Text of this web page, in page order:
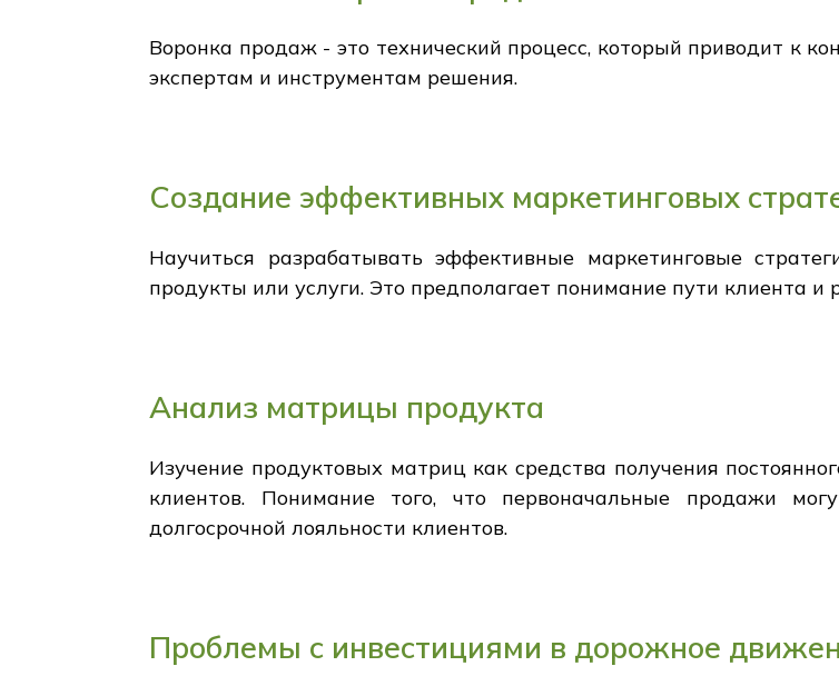
Воронка продаж - это технический процесс, который приводит к
экспертам и инструментам решения.
Создание эффективных маркетинговых
Научиться разрабатывать эффективные маркетинговые
продукты или услуги. Это предполагает понимание пути клиента
Анализ матрицы продукта
Изучение продуктовых матриц как средства получения
клиентов. Понимание того, что первоначальные продажи
долгосрочной лояльности клиентов.
Проблемы с инвестициями в дорожное